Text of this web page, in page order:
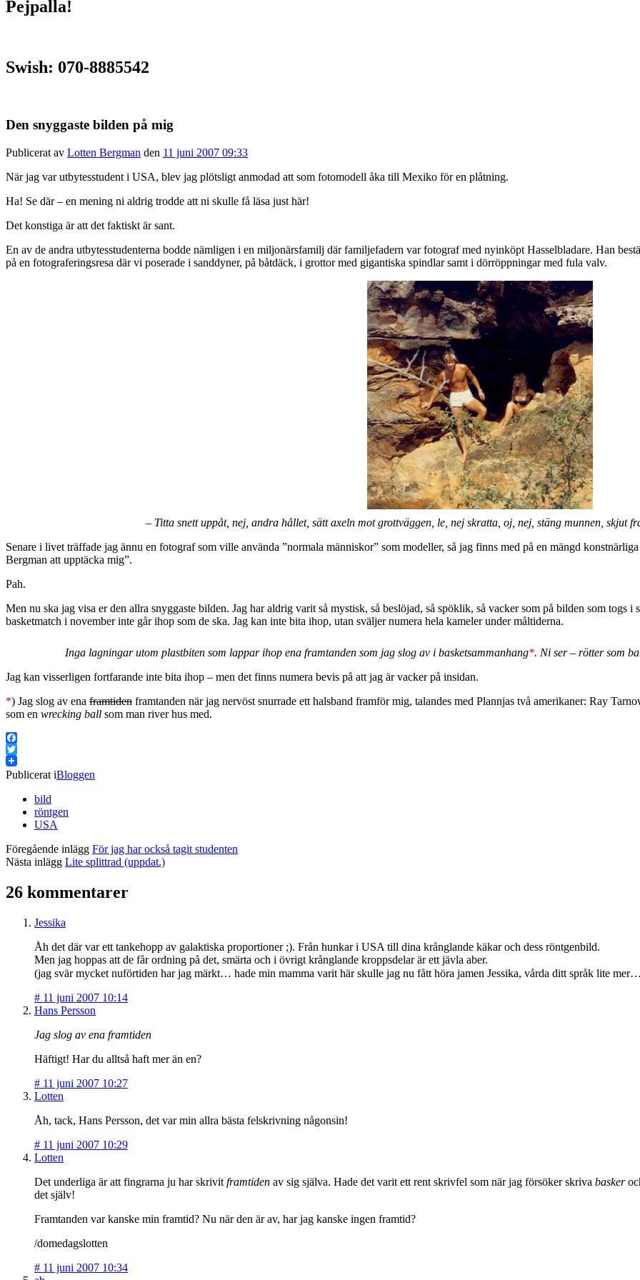
Pejpalla!
Swish: 070-8885542
Den snyggaste bilden på mig
Publicerat av Lotten Bergman den 11 juni 2007 09:33
När jag var utbytesstudent i USA, blev jag plötsligt anmodad att som fotomodell åka till Mexiko för en plåtning.
Ha! Se där – en mening ni aldrig trodde att ni skulle få läsa just här!
Det konstiga är att det faktiskt är sant.
En av de andra utbytesstudenterna bodde nämligen i en miljonärsfamilj där familjefadern var fotograf med nyinköpt Hasselbladare. Han
på en fotograferingsresa där vi poserade i sanddyner, på båtdäck, i grottor med gigantiska spindlar samt i dörröppningar med fula valv.
– Titta snett uppåt, nej, andra hållet, sätt axeln mot grottväggen, le, nej skratta, oj, nej, stäng munnen, skjut
Senare i livet träffade jag ännu en fotograf som ville använda ”normala människor” som modeller, så jag finns med på en mängd
Bergman att upptäcka mig”.
Pah.
Men nu ska jag visa er den allra snyggaste bilden. Jag har aldrig varit så mystisk, så beslöjad, så spöklik, så vacker som på bilden som togs
basketmatch i november inte går ihop som de ska. Jag kan inte bita ihop, utan sväljer numera hela kameler under måltiderna.
Inga lagningar utom plastbiten som lappar ihop ena framtanden som jag slog av i basketsammanhang*. Ni ser – rötter som
Jag kan visserligen fortfarande inte bita ihop – men det finns numera bevis på att jag är vacker på insidan.
*) Jag slog av ena framtiden framtanden när jag nervöst snurrade ett halsband framför mig, talandes med Plannjas två amerikaner: Ray
som en wrecking ball som man river hus med.
Facebook
Twitter
Publicerat iBloggen
bild
röntgen
USA
Föregående inlägg För jag har också tagit studenten
Nästa inlägg Lite splittrad (uppdat.)
26 kommentarer
Jessika
Åh det där var ett tankehopp av galaktiska proportioner ;). Från hunkar i USA till dina krånglande käkar och dess röntgenbild.
Men jag hoppas att de får ordning på det, smärta och i övrigt krånglande kroppsdelar är ett jävla aber.
(jag svär mycket nuförtiden har jag märkt… hade min mamma varit här skulle jag nu fått höra jamen Jessika, vårda ditt språk lite
# 11 juni 2007 10:14
Hans Persson
Jag slog av ena framtiden
Häftigt! Har du alltså haft mer än en?
# 11 juni 2007 10:27
Lotten
Åh, tack, Hans Persson, det var min allra bästa felskrivning någonsin!
# 11 juni 2007 10:29
Lotten
Det underliga är att fingrarna ju har skrivit framtiden av sig själva. Hade det varit ett rent skrivfel som när jag försöker skriva basker
det själv!
Framtanden var kanske min framtid? Nu när den är av, har jag kanske ingen framtid?
/domedagslotten
# 11 juni 2007 10:34